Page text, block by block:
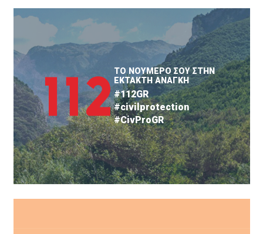
ΤΟ ΝΟΥΜΕΡΟ ΣΟΥ ΣΤΗΝ
ΕΚΤΑΚΤΗ ΑΝΑΓΚΗ
#112GR
#civilprotection
#CivProGR